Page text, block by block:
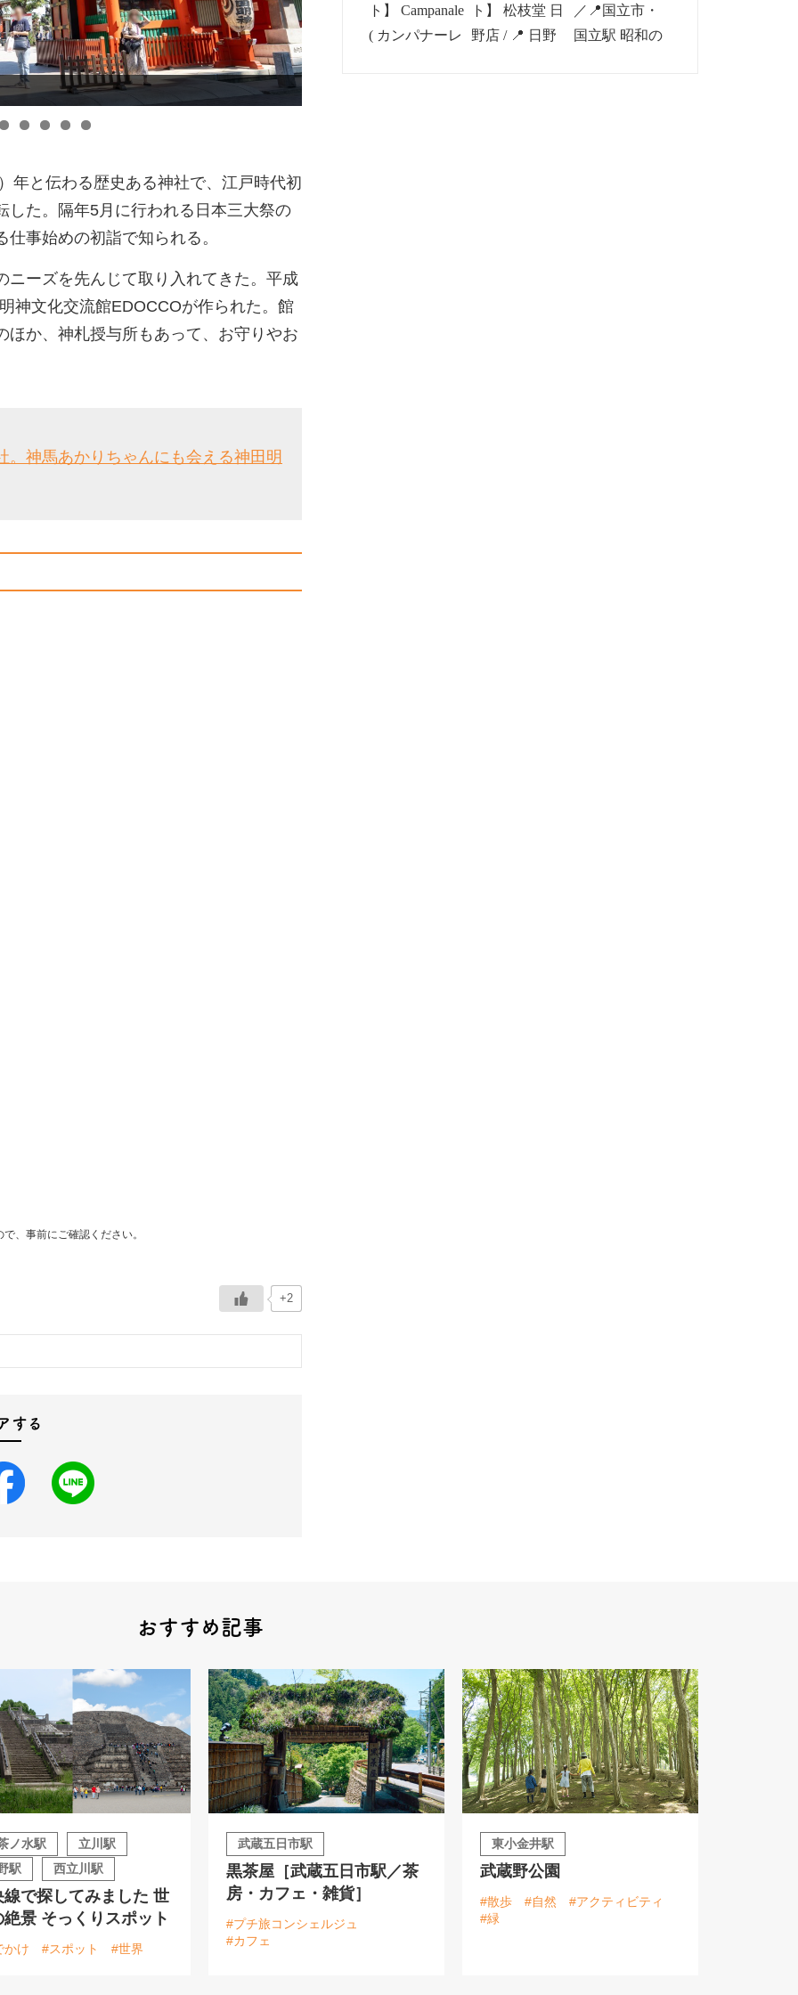
年と伝わる歴史ある神社で、江戸時代初
した。隔年5月に行われる日本三大祭の
事始めの初詣で知られる。
ーズを先んじて取り入れてきた。平成
神文化交流館EDOCCOが作られた。館
か、神札授与所もあって、お守りやお
神馬あかりちゃんにも会える神田明
、事前にご確認ください。
+2
する
おすすめ記事
ノ水駅
立川駅
駅
西立川駅
線で探してみました 世
絶景 そっくりスポット
かけ #スポット #世界
武蔵五日市駅
黒茶屋［武蔵五日市駅／茶
房・カフェ・雑貨］
#プチ旅コンシェルジュ
#カフェ
東小金井駅
武蔵野公園
#散歩 #自然
#アクティビティ
#緑